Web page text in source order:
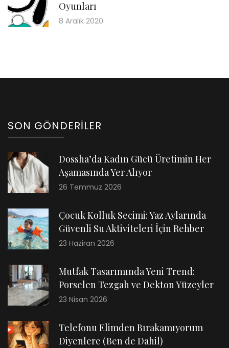
Oyunları
8 Aralık 2020
SON GÖNDERILER
Dossha’da Kadın Gücü Üretimin Her
Aşamasında Yer Alıyor
26 Temmuz 2026
Çocuk Kolluk Seçimi: Yaz Aylarında
Güvenli Su Aktiviteleri İçin Rehber
23 Haziran 2026
Mutfak Tasarımında Yeni Trend:
Porselen Tezgah ve Dekton Yüzeyler
23 Nisan 2026
Telefonu Elimden Bırakamıyorum
Diyenlere (Ben de Dahil)